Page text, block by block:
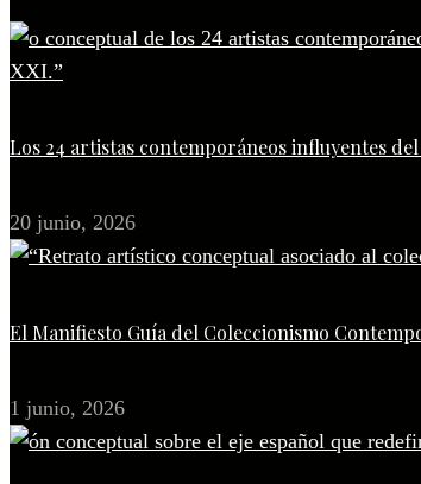
Los 24 artistas contemporáneos influyentes
20 junio, 2026
El Manifiesto Guía del Coleccionismo
1 junio, 2026